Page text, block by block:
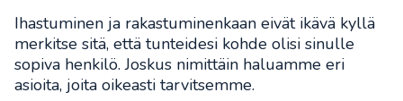
Ihastuminen ja rakastuminenkaan eivät ikävä kyllä
merkitse sitä, että tunteidesi kohde olisi sinulle
sopiva henkilö. Joskus nimittäin haluamme eri
asioita, joita oikeasti tarvitsemme.